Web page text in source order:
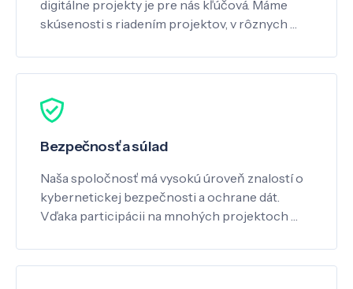
digitálne projekty je pre nás kľúčová. Máme
skúsenosti s riadením projektov, v rôznych …
Bezpečnosť a súlad
Naša spoločnosť má vysokú úroveň znalostí o
kybernetickej bezpečnosti a ochrane dát.
Vďaka participácii na mnohých projektoch …